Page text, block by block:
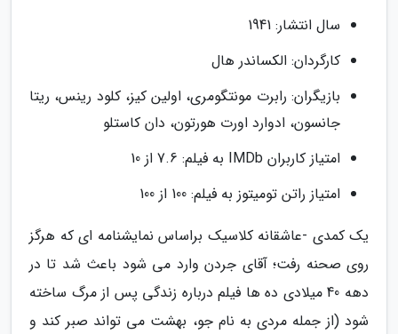
سال انتشار: 1941
کارگردان: الکساندر هال
بازیگران: رابرت مونتگومری، اولین کیز، کلود رینس، ریتا
جانسون، ادوارد اورت هورتون، دان کاستلو
امتیاز کاربران IMDb به فیلم: 7.6 از 10
امتیاز راتن تومیتوز به فیلم: 100 از 100
یک کمدی -عاشقانه کلاسیک براساس نمایشنامه ای که هرگز
روی صحنه رفت؛ آقای جردن وارد می شود باعث شد تا در
دهه 40 میلادی ده ها فیلم درباره زندگی پس از مرگ ساخته
شود (از جمله مردی به نام جو، بهشت می تواند صبر کند و